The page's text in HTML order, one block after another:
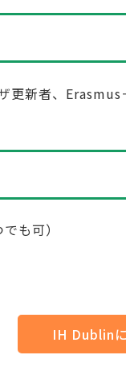
新者、
も可）
IH Dublin